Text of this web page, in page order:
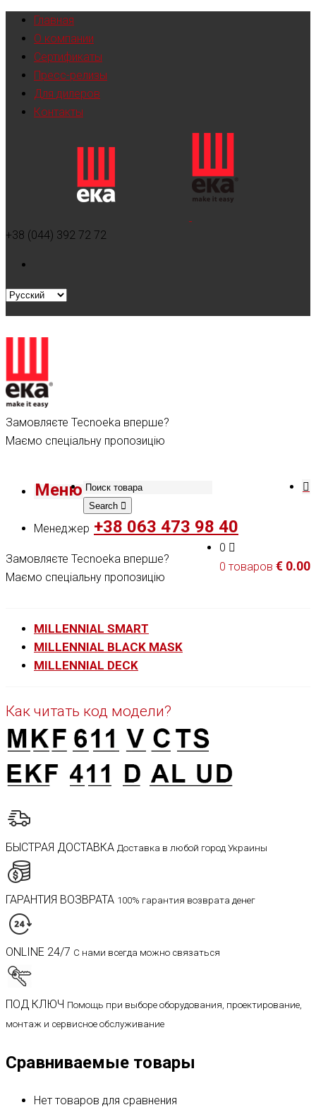
Главная
О компании
Сертификаты
Пресс-релизы
Для дилеров
Контакты
+38 (044) 392 72 72
Замовляєте Tecnoeka вперше?
Маємо спеціальну пропозицію
Меню
Search
Менеджер +38 063 473 98 40
0
0 товаров € 0.00
Замовляєте Tecnoeka вперше?
Маємо спеціальну пропозицію
MILLENNIAL SMART
MILLENNIAL BLACK MASK
MILLENNIAL DECK
Как читать код модели?
БЫСТРАЯ ДОСТАВКА Доставка в любой город Украины
ГАРАНТИЯ ВОЗВРАТА 100% гарантия возврата денег
ONLINE 24/7 С нами всегда можно связаться
ПОД КЛЮЧ Помощь при выборе оборудования, проектирование,
монтаж и сервисное обслуживание
Сравниваемые товары
Нет товаров для сравнения